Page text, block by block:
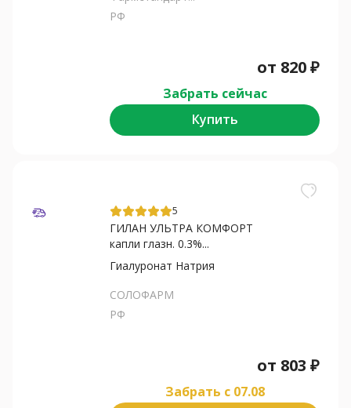
РФ
от 820₽
Забрать сейчас
Купить
5
ГИЛАН УЛЬТРА КОМФОРТ
капли глазн. 0.3%...
Гиалуронат Натрия
СОЛОФАРМ
РФ
от 803 ₽
Забрать c 07.08